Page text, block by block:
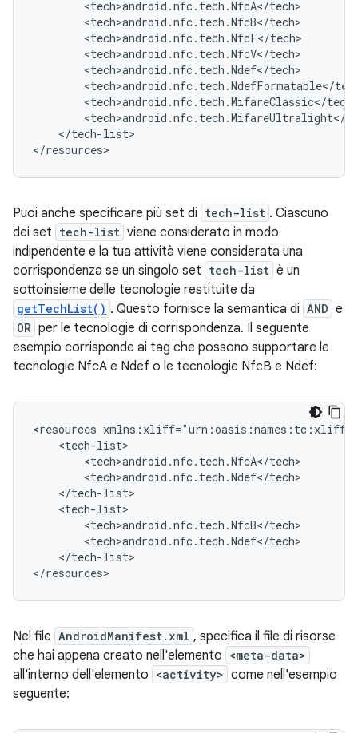
</tech-list>
</resources>
Puoi anche specificare più set di tech-list . Ciascuno
dei set tech-list viene considerato in modo
indipendente e la tua attività viene considerata una
corrispondenza se un singolo set tech-list è un
sottoinsieme delle tecnologie restituite da
getTechList() . Questo fornisce la semantica di AND e
OR per le tecnologie di corrispondenza. Il seguente
esempio corrisponde ai tag che possono supportare le
tecnologie NfcA e Ndef o le tecnologie NfcB e Ndef:
<resources
</tech-list>
</resources>
Nel file AndroidManifest.xml , specifica il file di risorse
che hai appena creato nell'elemento <meta-data>
all'interno dell'elemento <activity> come nell'esempio
seguente: